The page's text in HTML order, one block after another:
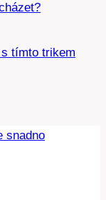
tímto trikem